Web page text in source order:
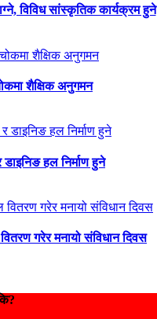
विविध सांस्कृतिक कार्यक्रम हुने
शैक्षिक अनुगमन
डाइनिङ हल निर्माण हुने
गरेर मनायो संविधान दिवस